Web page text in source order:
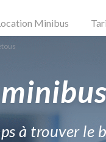
Minibus
à trouver le